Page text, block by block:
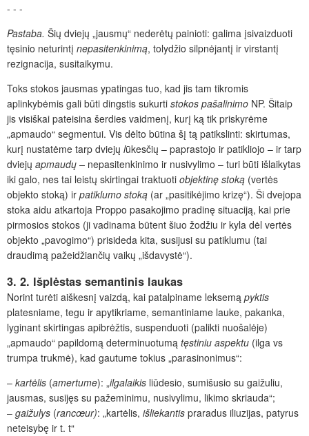
- - -
Pastaba. Šių dviejų „jausmų“ nederėtų painioti: galima įsivaizduoti
tęsinio neturintį nepasitenkinimą, tolydžio silpnėjantį ir virstantį
rezig­nacija, susitaikymu.
Toks stokos jausmas ypatingas tuo, kad jis tam tikromis
aplinkybėmis gali būti dingstis sukurti stokos pašalinimo NP. Šitaip
jis visiškai pateisina šerdies vaidmenį, kurį ką tik priskyrėme
„apmaudo“ segmentui. Vis dėlto būtina šį tą patikslinti: skirtumas,
kurį nustatėme tarp dviejų lūkesčių – paprastojo ir patikliojo – ir tarp
dviejų apmaudų – nepasitenkinimo ir nusivylimo – turi būti išlaikytas
iki galo, nes tai leistų skirtingai traktuoti objektinę stoką (vertės
objekto stoką) ir patiklumo stoką (ar „pasitikėjimo krizę“). Ši dvejopa
stoka aidu atkartoja Proppo pasakojimo pradinę situaciją, kai prie
pirmosios stokos (ji vadinama būtent šiuo žodžiu ir kyla dėl vertės
objekto „pavogimo“) prisideda kita, susijusi su patiklumu (tai
draudimą pažeidžiančių vaikų „išdavystė“).
3. 2. Išplėstas semantinis laukas
Norint turėti aiškesnį vaizdą, kai patalpiname leksemą pyktis
platesniame, tegu ir apytikriame, semantiniame lauke, pakanka,
lyginant skirtingas apibrėžtis, suspenduoti (palikti nuošalėje)
„apmaudo“ papildomą determinuotumą tęstiniu aspektu (ilga vs
trumpa trukmė), kad gautume tokius „parasinonimus“:
– kartėlis (amertume): „ilgalaikis liūdesio, sumišusio su gaižuliu,
jausmas, susijęs su pažeminimu, nusivylimu, likimo skriauda“;
– gaižulys (rancœur): „kartėlis, išliekantis praradus iliuzijas, patyrus
neteisybę ir t. t“